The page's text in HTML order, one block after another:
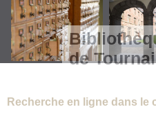
de Tournai
Recherche en ligne dans le